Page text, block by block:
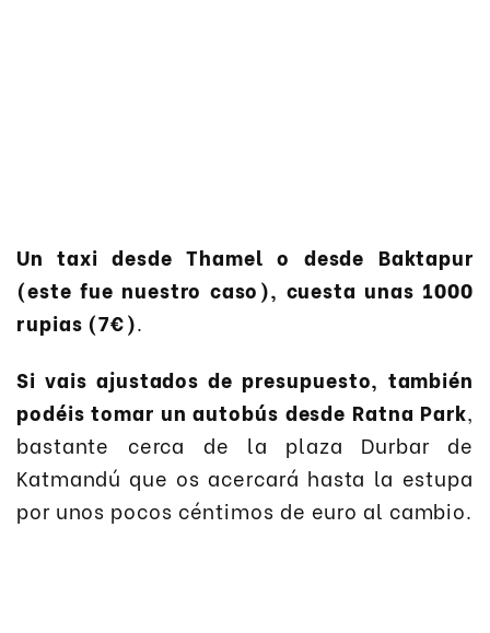
Un taxi desde Thamel o desde Baktapur
(este fue nuestro caso), cuesta unas 1000
rupias (7€).
Si vais ajustados de presupuesto, también
podéis tomar un autobús desde Ratna Park,
bastante cerca de la plaza Durbar de
Katmandú que os acercará hasta la estupa
por unos pocos céntimos de euro al cambio.